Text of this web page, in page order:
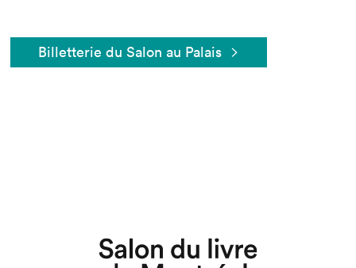
Billetterie du Salon au Palais